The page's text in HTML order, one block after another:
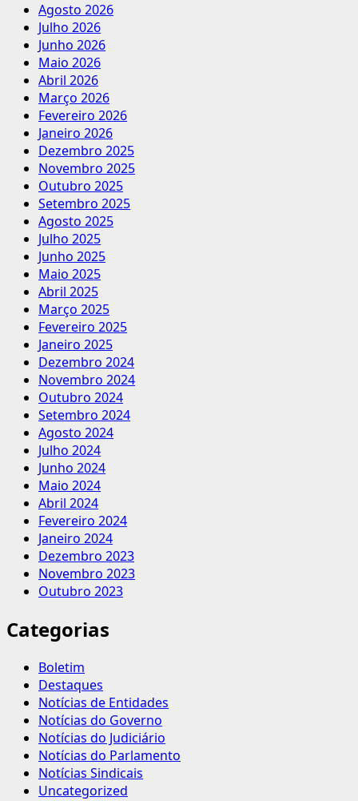
Agosto 2026
Julho 2026
Junho 2026
Maio 2026
Abril 2026
Março 2026
Fevereiro 2026
Janeiro 2026
Dezembro 2025
Novembro 2025
Outubro 2025
Setembro 2025
Agosto 2025
Julho 2025
Junho 2025
Maio 2025
Abril 2025
Março 2025
Fevereiro 2025
Janeiro 2025
Dezembro 2024
Novembro 2024
Outubro 2024
Setembro 2024
Agosto 2024
Julho 2024
Junho 2024
Maio 2024
Abril 2024
Fevereiro 2024
Janeiro 2024
Dezembro 2023
Novembro 2023
Outubro 2023
Categorias
Boletim
Destaques
Notícias de Entidades
Notícias do Governo
Notícias do Judiciário
Notícias do Parlamento
Notícias Sindicais
Uncategorized